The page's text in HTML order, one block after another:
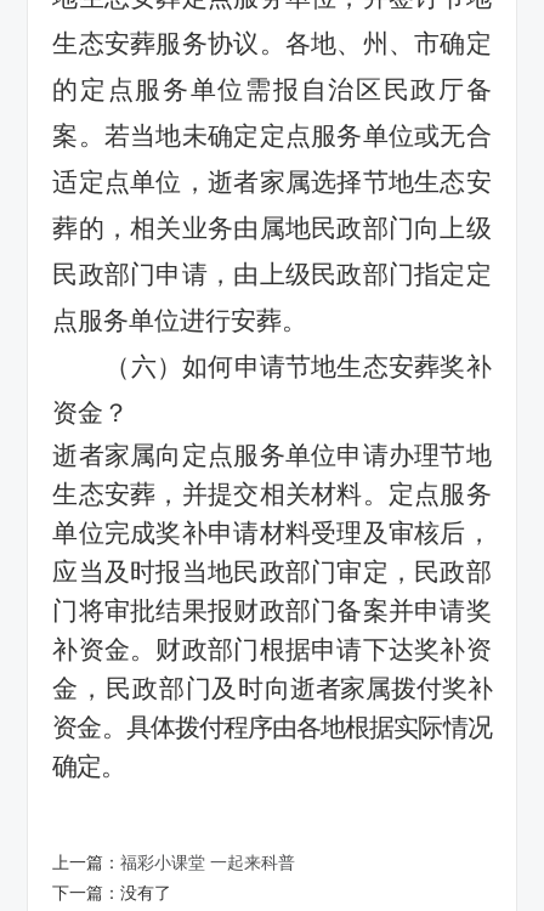
生态安葬服务协议。各地、州、市确定
的定点服务单位需报自治区民政厅备
案。若当地未确定定点服务单位或无合
适定点单位， 逝者家属选择节地生态安
葬的，相关业务由属地民政部门向上级
民政部门申请，由上级民政部门指定定
点服务单位进行安葬。
（六）如何申请节地生态安葬奖补
资金？
逝者家属向定点服务单位申请办理节地
生态安葬，并提交相关材料。 定点服务
单位完成奖补申请材料受理及审核后，
应当及时报当地民政部门审定，民政部
门将审批结果报财政部门备案并申请奖
补资金。 财政部门根据申请下达奖补资
金，民政部门及时向逝者家属拨付奖补
资金。 具体拨付程序由各地根据实际情况
确定。
上一篇：福彩小课堂 一起来科普
下一篇：没有了